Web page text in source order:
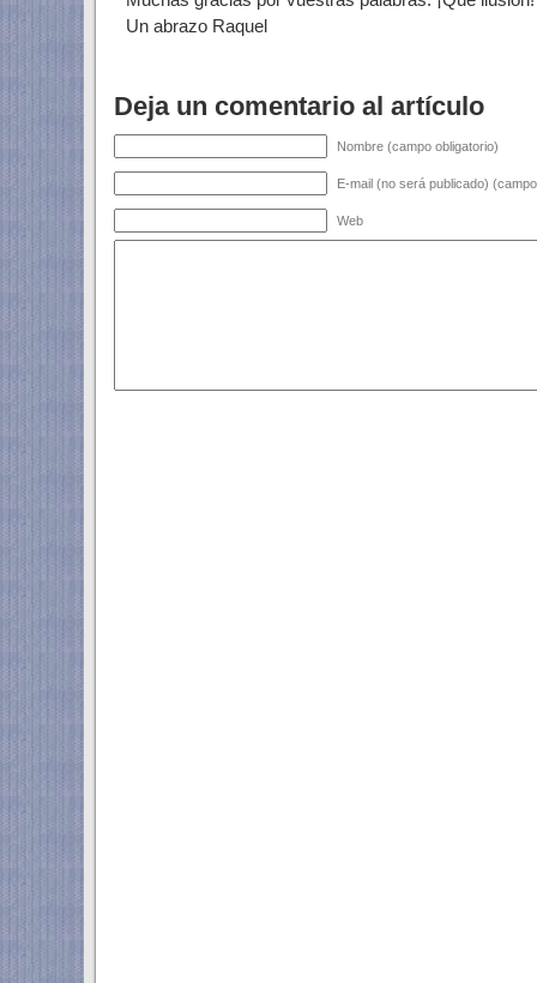
Un abrazo Raquel
Deja un comentario al artículo
Nombre (campo obligatorio)
E-mail (no será publicado)
Web